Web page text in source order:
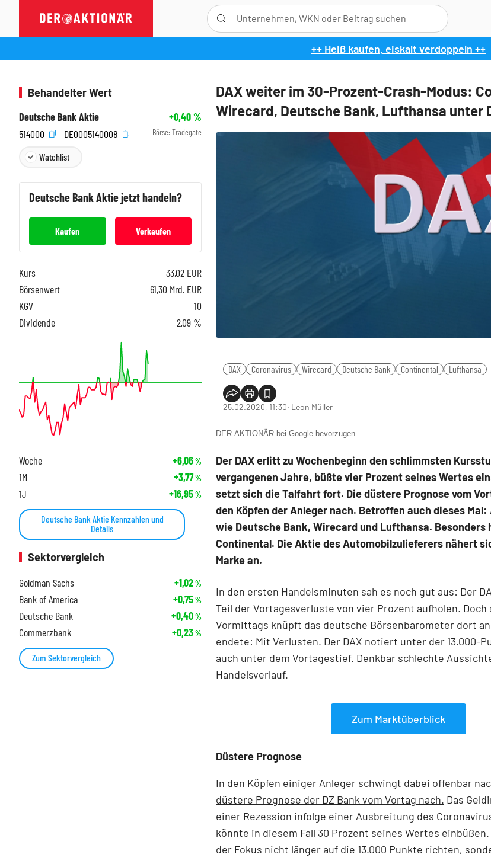
++ Heiß kaufen, eiskalt verdoppeln ++
DAX weiter im 30-Prozent-Crash-Modus:
Wirecard, Deutsche Bank, Lufthansa unter
DAX Coronavirus Wirecard Deutsche Bank Continental Lufthansa
25.02.2020, 11:30‧ Leon Müller
DER AKTIONÄR bei Google bevorzugen
Der DAX erlitt zu Wochenbeginn den schlimmsten
vergangenen Jahre, büßte vier Prozent seines Wertes
setzt sich die Talfahrt fort. Die düstere Prognose vom
den Köpfen der Anleger nach. Betroffen auch dieses
wie Deutsche Bank, Wirecard und Lufthansa.
Continental. Die Aktie des Automobilzulieferers nähert
Marke an.
In den ersten Handelsminuten sah es noch gut aus: Der
Teil der Vortagesverluste von vier Prozent aufholen. Doch
Vormittags knüpft das deutsche Börsenbarometer dort
endete: Mit Verlusten. Der DAX notiert unter der 13.000-
auch unter dem Vortagestief. Denkbar schlechte
Handelsverlauf.
Zum Marktüberblick
Düstere Prognose
In den Köpfen einiger Anleger schwingt dabei offenbar
düstere Prognose der DZ Bank vom Vortag nach. Das
einer Rezession infolge einer Ausbreitung des
könnte in diesem Fall 30 Prozent seines Wertes
der Fokus nicht länger auf die 13.000 Punkte richten,
Behandelter Wert
Deutsche Bank Aktie
+0,40%
514000
DE0005140008 Börse: Tradegate
Watchlist
Deutsche BankAktie jetzt handeln?
Kaufen Verkaufen
Kurs 33,02 EUR
Börsenwert
61,30 Mrd. EUR
KGV
10
Dividende
2,09 %
Woche +6,06%
1M +3,77%
1J +16,95%
Deutsche Bank Aktie Kennzahlen und
Details
Sektorvergleich
Goldman Sachs
+1,02%
Bank of America +0,75%
Deutsche Bank +0,40%
Commerzbank +0,23%
Zum Sektorvergleich